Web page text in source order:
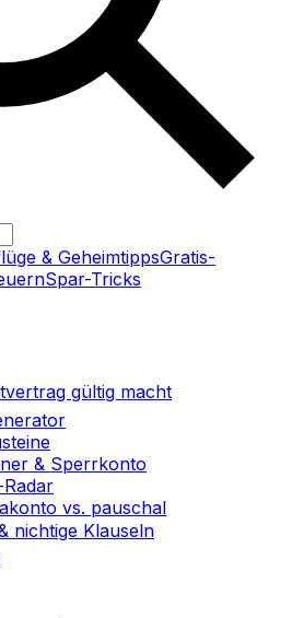
& GeheimtippsGratis-
Spar-Tricks
gültig macht
& Sperrkonto
vs. pauschal
nichtige Klauseln